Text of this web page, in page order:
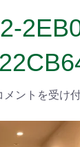
メントを受け